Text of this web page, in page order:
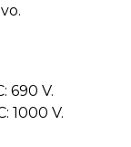
690 V.
1000 V.